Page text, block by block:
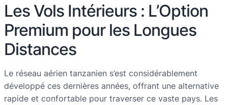
Les Vols Intérieurs : L’Option
Premium pour les Longues
Distances
Le réseau aérien tanzanien s’est considérablement
développé ces dernières années, offrant une alternative
rapide et confortable pour traverser ce vaste pays. Les